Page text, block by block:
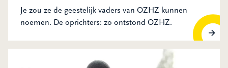
Je zou ze de geestelijk vaders van OZHZ kunnen
noemen. De oprichters: zo ontstond OZHZ.